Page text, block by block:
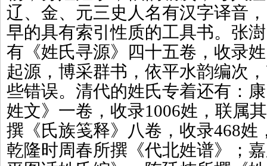
辽、金、元三史人名有汉字译音
早的具有索引性质的工具书。张
有《姓氏寻源》四十五卷，收录
起源，博采群书，依平水韵编次
些错误。清代的姓氏专着还有：
姓文》一卷，收录1006姓，联属
撰《氏族笺释》八卷，收录468姓
乾隆时周春所撰《代北姓谱》；